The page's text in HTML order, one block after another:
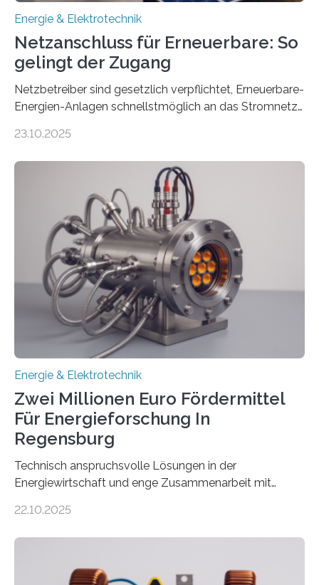
Energie & Elektrotechnik
Netzanschluss für Erneuerbare: So
gelingt der Zugang
Netzbetreiber sind gesetzlich verpflichtet, Erneuerbare-
Energien-Anlagen schnellstmöglich an das Stromnetz
ermöglichen. Doch der dafür nötige Netzausbau hinkt
einem „Anschlussstau“. Die Stiftung
Umweltenergierecht hat den Rechtsrahmen in einem
neuen Bericht für die Praxis eingeordnet – inklusive der
Rolle von flexiblen Netzanschlussvereinbarungen. Der
Netzanschluss von Erneuerbare-Energien-Anlagen
(EE-Anlagen) ist entscheidend für die Energiewende.
Denn ohne Anschluss an das Netz kann kein Strom
eingespeist werden. Nach dem Erneuerbare-Energien-
Gesetz (EEG) sind Netzbetreiber…
23.10.2025
Energie & Elektrotechnik
Zwei Millionen Euro Fördermittel
Für Energieforschung In
Regensburg
Technisch anspruchsvolle Lösungen in der
Energiewirtschaft und enge Zusammenarbeit mit
neuen EU-geförderten Transfer-Projekte zu
Energietechnologien werden vom Europäischen
22.10.2025